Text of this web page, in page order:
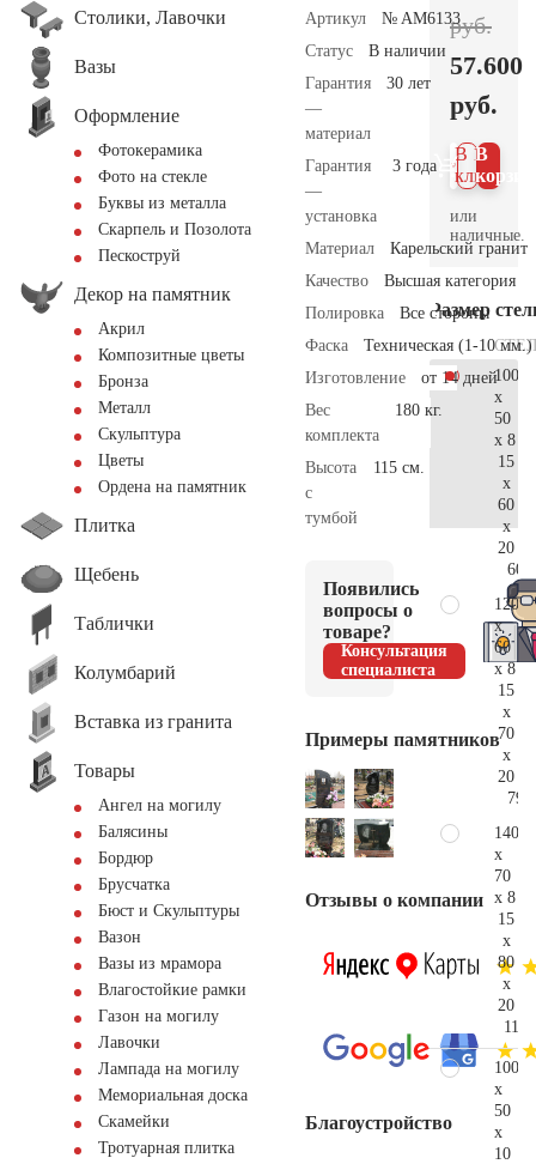
Столики, Лавочки
Вазы
Оформление
Фотокерамика
Фото на стекле
Буквы из металла
Скарпель и Позолота
Пескоструй
Декор на памятник
Акрил
Композитные цветы
Бронза
Металл
Скульптура
Цветы
Ордена на памятник
Плитка
Щебень
Таблички
Колумбарий
Вставка из гранита
Товары
Ангел на могилу
Балясины
Бордюр
Брусчатка
Бюст и Скульптуры
Вазон
Вазы из мрамора
Влагостойкие рамки
Газон на могилу
Лавочки
Лампада на могилу
Мемориальная доска
Скамейки
Тротуарная плитка
Артикул
№ AM6133
Статус
В наличии
Гарантия
—
материал
30 лет
Гарантия
—
установка
3 года
Материал
Карельский гранит
Качество
Высшая категория
Полировка
Все стороны
Фаска
Техническая (1-10 мм.)
Изготовление
от 14 дней
Вес
комплекта
180 кг.
Высота
с
тумбой
115 см.
Появились
вопросы о
товаре?
Консультация
специалиста
Примеры памятников
Отзывы о компании
Благоустройство
руб.
57.600
руб.
В
В 1
клик
или
наличные.
Размер
100
x
50
x 8
15
x
60
x
20
120
x
60
x 8
15
x
70
x
20
140
x
70
x 8
15
x
80
x
20
100
x
50
x
10